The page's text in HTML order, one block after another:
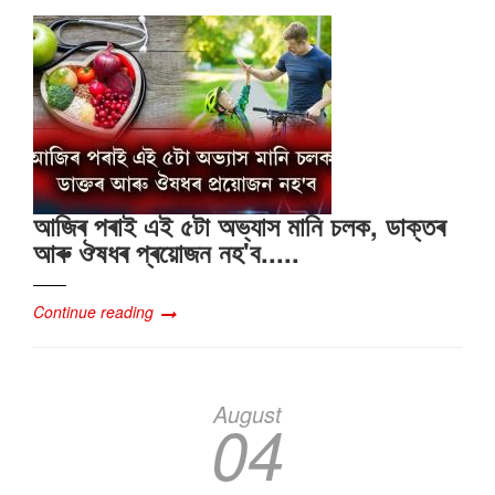
আজিৰ পৰাই এই ৫টা অভ্যাস মানি চলক, ডাক্তৰ
আৰু ঔষধৰ প্ৰয়োজন নহ'ব.....
Continue reading
August
04